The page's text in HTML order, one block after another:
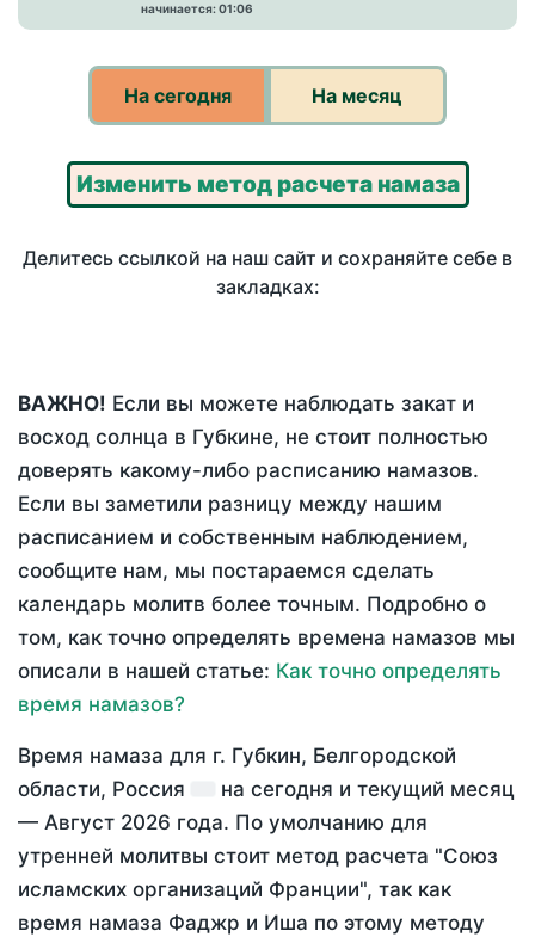
начинается: 01:06
На сегодня На месяц
Изменить метод расчета намаза
Делитесь ссылкой на наш сайт и сохраняйте себе в
закладках:
ВАЖНО! Если вы можете наблюдать закат и
восход солнца в Губкине, не стоит полностью
доверять какому-либо расписанию намазов.
Если вы заметили разницу между нашим
расписанием и собственным наблюдением,
сообщите нам, мы постараемся сделать
календарь молитв более точным. Подробно о
том, как точно определять времена намазов мы
описали в нашей статье: Как точно определять
время намазов?
Время намаза для г. Губкин, Белгородской
области, Россия
на сегодня и текущий месяц
— Август 2026 года. По умолчанию для
утренней молитвы стоит метод расчета "Союз
исламских организаций Франции", так как
время намаза Фаджр и Иша по этому методу